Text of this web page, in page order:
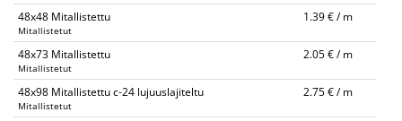
48x48 Mitallistettu
Mitallistetut
1.39 € / m
48x73 Mitallistettu
Mitallistetut
2.05 € / m
48x98 Mitallistettu c-24 lujuuslajiteltu
Mitallistetut
2.75 € / m